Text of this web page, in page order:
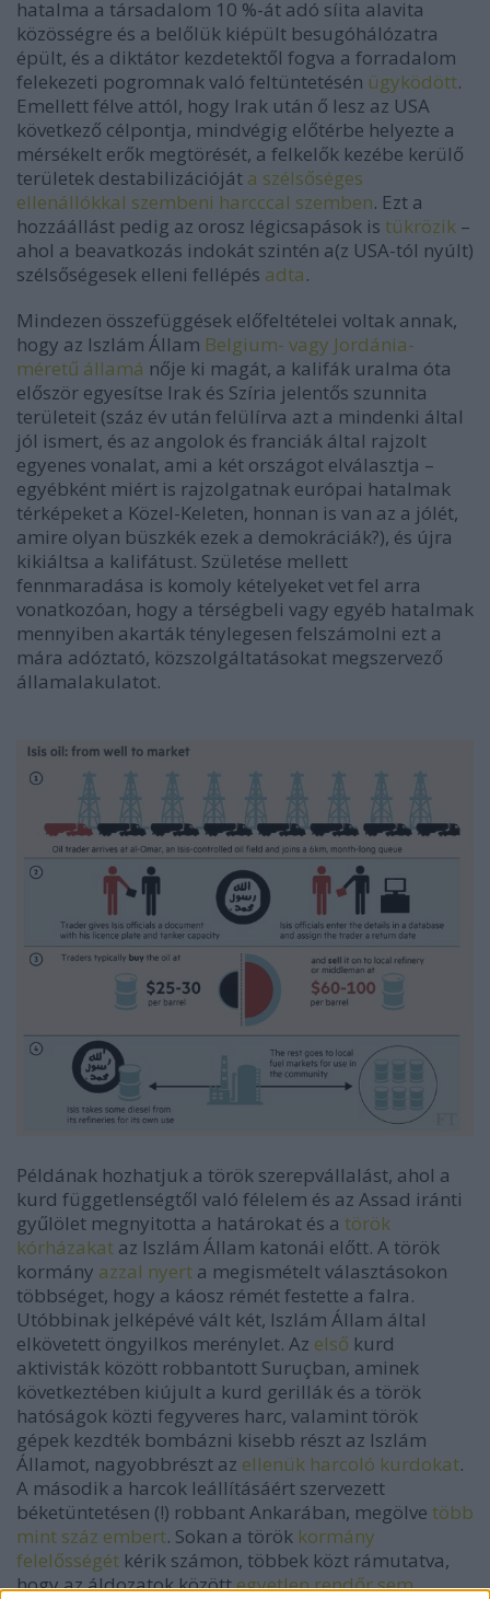
hatalma a társadalom 10 %-át adó síita alavita
közösségre és a belőlük kiépült besugóhálózatra
épült, és a diktátor kezdetektől fogva a forradalom
felekezeti pogromnak való feltüntetésén ügyködött.
Emellett félve attól, hogy Irak után ő lesz az USA
következő célpontja, mindvégig előtérbe helyezte a
mérsékelt erők megtörését, a felkelők kezébe kerülő
területek destabilizációját a szélsőséges
ellenállókkal szembeni harcccal szemben. Ezt a
hozzáállást pedig az orosz légicsapások is tükrözik –
ahol a beavatkozás indokát szintén a(z USA-tól nyúlt)
szélsőségesek elleni fellépés adta.
Mindezen összefüggések előfeltételei voltak annak,
hogy az Iszlám Állam Belgium- vagy Jordánia-
méretű államá nője ki magát, a kalifák uralma óta
először egyesítse Irak és Szíria jelentős szunnita
területeit (száz év után felülírva azt a mindenki által
jól ismert, és az angolok és franciák által rajzolt
egyenes vonalat, ami a két országot elválasztja –
egyébként miért is rajzolgatnak európai hatalmak
térképeket a Közel-Keleten, honnan is van az a jólét,
amire olyan büszkék ezek a demokráciák?), és újra
kikiáltsa a kalifátust. Születése mellett
fennmaradása is komoly kételyeket vet fel arra
vonatkozóan, hogy a térségbeli vagy egyéb hatalmak
mennyiben akarták ténylegesen felszámolni ezt a
mára adóztató, közszolgáltatásokat megszervező
államalakulatot.
Példának hozhatjuk a török szerepvállalást, ahol a
kurd függetlenségtől való félelem és az Assad iránti
gyűlölet megnyitotta a határokat és a török
kórházakat az Iszlám Állam katonái előtt. A török
kormány azzal nyert a megismételt választásokon
többséget, hogy a káosz rémét festette a falra.
Utóbbinak jelképévé vált két, Iszlám Állam által
elkövetett öngyilkos merénylet. Az első kurd
aktivisták között robbantott Suruçban, aminek
következtében kiújult a kurd gerillák és a török
hatóságok közti fegyveres harc, valamint török
gépek kezdték bombázni kisebb részt az Iszlám
Államot, nagyobbrészt az ellenük harcoló kurdokat.
A második a harcok leállításáért szervezett
béketüntetésen (!) robbant Ankarában, megölve több
mint száz embert. Sokan a török kormány
felelősségét kérik számon, többek közt rámutatva,
hogy az áldozatok közöttegyetlen rendőr sem